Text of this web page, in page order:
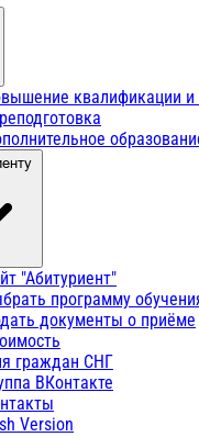
квалификации и
"Абитуриент"
программу
документы о приёме
граждан СНГ
ВКонтакте
Version